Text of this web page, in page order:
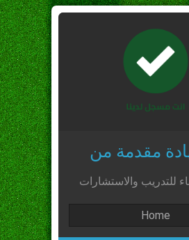
مقدمة من
للتدريب والاستشارات
Home